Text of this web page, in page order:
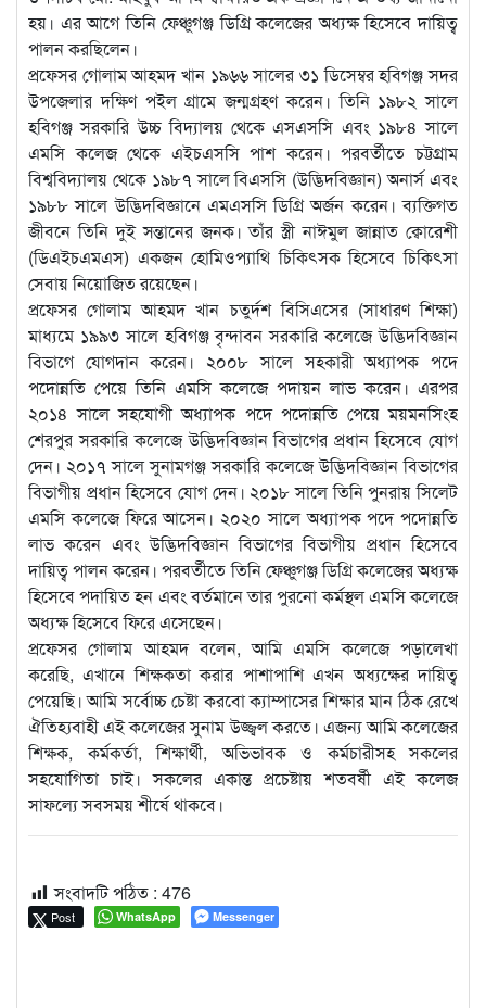
হয়। এর আগে তিনি ফেঞ্চুগঞ্জ ডিগ্রি কলেজের অধ্যক্ষ হিসেবে দায়িত্ব
পালন করছিলেন।
প্রফেসর গোলাম আহমদ খান ১৯৬৬ সালের ৩১ ডিসেম্বর হবিগঞ্জ সদর
উপজেলার দক্ষিণ পইল গ্রামে জন্মগ্রহণ করেন। তিনি ১৯৮২ সালে
হবিগঞ্জ সরকারি উচ্চ বিদ্যালয় থেকে এসএসসি এবং ১৯৮৪ সালে
এমসি কলেজ থেকে এইচএসসি পাশ করেন। পরবর্তীতে চট্টগ্রাম
বিশ্ববিদ্যালয় থেকে ১৯৮৭ সালে বিএসসি (উদ্ভিদবিজ্ঞান) অনার্স এবং
১৯৮৮ সালে উদ্ভিদবিজ্ঞানে এমএসসি ডিগ্রি অর্জন করেন। ব্যক্তিগত
জীবনে তিনি দুই সন্তানের জনক। তাঁর স্ত্রী নাঈমুল জান্নাত ক্বোরেশী
(ডিএইচএমএস) একজন হোমিওপ্যাথি চিকিৎসক হিসেবে চিকিৎসা
সেবায় নিয়োজিত রয়েছেন।
প্রফেসর গোলাম আহমদ খান চতুর্দশ বিসিএসের (সাধারণ শিক্ষা)
মাধ্যমে ১৯৯৩ সালে হবিগঞ্জ বৃন্দাবন সরকারি কলেজে উদ্ভিদবিজ্ঞান
বিভাগে যোগদান করেন। ২০০৮ সালে সহকারী অধ্যাপক পদে
পদোন্নতি পেয়ে তিনি এমসি কলেজে পদায়ন লাভ করেন। এরপর
২০১৪ সালে সহযোগী অধ্যাপক পদে পদোন্নতি পেয়ে ময়মনসিংহ
শেরপুর সরকারি কলেজে উদ্ভিদবিজ্ঞান বিভাগের প্রধান হিসেবে যোগ
দেন। ২০১৭ সালে সুনামগঞ্জ সরকারি কলেজে উদ্ভিদবিজ্ঞান বিভাগের
বিভাগীয় প্রধান হিসেবে যোগ দেন। ২০১৮ সালে তিনি পুনরায় সিলেট
এমসি কলেজে ফিরে আসেন। ২০২০ সালে অধ্যাপক পদে পদোন্নতি
লাভ করেন এবং উদ্ভিদবিজ্ঞান বিভাগের বিভাগীয় প্রধান হিসেবে
দায়িত্ব পালন করেন। পরবর্তীতে তিনি ফেঞ্চুগঞ্জ ডিগ্রি কলেজের অধ্যক্ষ
হিসেবে পদায়িত হন এবং বর্তমানে তার পুরনো কর্মস্থল এমসি কলেজে
অধ্যক্ষ হিসেবে ফিরে এসেছেন।
প্রফেসর গোলাম আহমদ বলেন, আমি এমসি কলেজে পড়ালেখা
করেছি, এখানে শিক্ষকতা করার পাশাপাশি এখন অধ্যক্ষের দায়িত্ব
পেয়েছি। আমি সর্বোচ্চ চেষ্টা করবো ক্যাম্পাসের শিক্ষার মান ঠিক রেখে
ঐতিহ্যবাহী এই কলেজের সুনাম উজ্জ্বল করতে। এজন্য আমি কলেজের
শিক্ষক, কর্মকর্তা, শিক্ষার্থী, অভিভাবক ও কর্মচারীসহ সকলের
সহযোগিতা চাই। সকলের একান্ত প্রচেষ্টায় শতবর্ষী এই কলেজ
সাফল্যে সবসময় শীর্ষে থাকবে।
সংবাদটি পঠিত : 476
Post WhatsApp Messenger